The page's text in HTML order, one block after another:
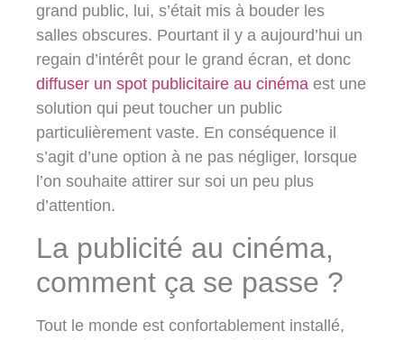
grand public, lui, s’était mis à bouder les
salles obscures. Pourtant il y a aujourd’hui un
regain d’intérêt pour le grand écran, et donc
diffuser un spot publicitaire au cinéma est une
solution qui peut toucher un public
particulièrement vaste. En conséquence il
s’agit d’une option à ne pas négliger, lorsque
l’on souhaite attirer sur soi un peu plus
d’attention.
La publicité au cinéma,
comment ça se passe ?
Tout le monde est confortablement installé,